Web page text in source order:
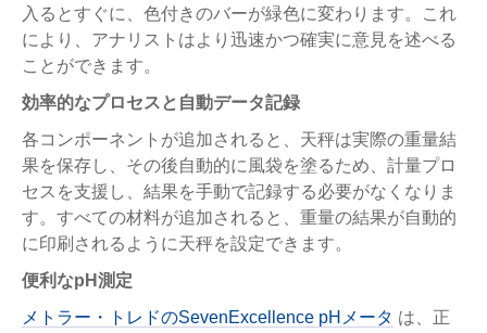
入るとすぐに、色付きのバーが緑色に変わります。これ
により、アナリストはより迅速かつ確実に意見を述べる
ことができます。
効率的なプロセスと自動データ記録
各コンポーネントが追加されると、天秤は実際の重量結
果を保存し、その後自動的に風袋を塗るため、計量プロ
セスを支援し、結果を手動で記録する必要がなくなりま
す。すべての材料が追加されると、重量の結果が自動的
に印刷されるように天秤を設定できます。
便利なpH測定
メトラー・トレドのSevenExcellence pHメータ は、正